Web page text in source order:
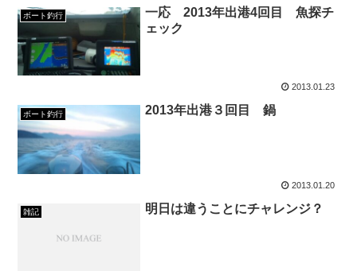
ボート釣行
一応 2013年出港4回目 魚探チ
ェック
2013.01.23
ボート釣行 2013年出港３回目 鍋
2013.01.20
雑記 明日は違うことにチャレンジ？